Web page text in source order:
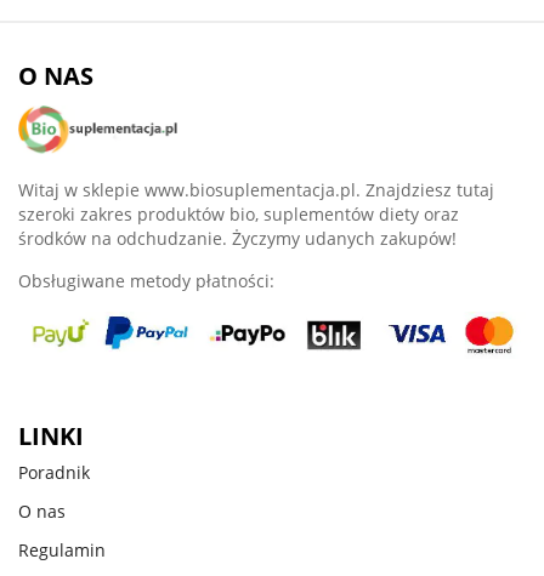
O NAS
Witaj w sklepie www.biosuplementacja.pl. Znajdziesz tutaj
szeroki zakres produktów bio, suplementów diety oraz
środków na odchudzanie. Życzymy udanych zakupów!
Obsługiwane metody płatności:
LINKI
Poradnik
O nas
Regulamin